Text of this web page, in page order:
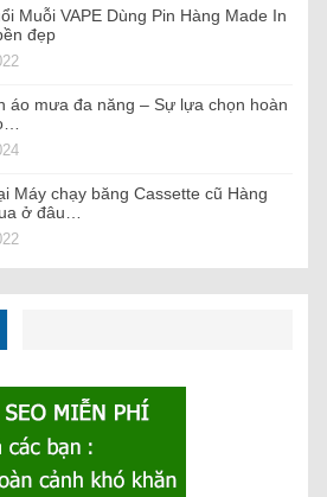
Muỗi VAPE Dùng Pin Hàng Made In
đẹp
áo mưa đa năng – Sự lựa chọn hoàn
Máy chạy băng Cassette cũ Hàng
ở đâu…